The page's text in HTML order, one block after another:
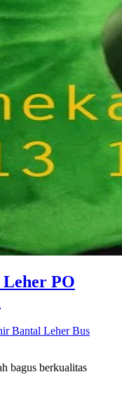
PO
Bantal Leher Bus
bagus berkualitas